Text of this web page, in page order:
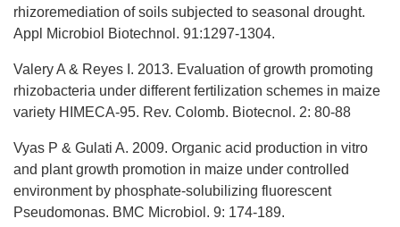
rhizoremediation of soils subjected to seasonal drought.
Appl Microbiol Biotechnol. 91:1297-1304.
Valery A & Reyes I. 2013. Evaluation of growth promoting
rhizobacteria under different fertilization schemes in maize
variety HIMECA-95. Rev. Colomb. Biotecnol. 2: 80-88
Vyas P & Gulati A. 2009. Organic acid production in vitro
and plant growth promotion in maize under controlled
environment by phosphate-solubilizing fluorescent
Pseudomonas. BMC Microbiol. 9: 174-189.